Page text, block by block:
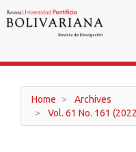
Navigation
Sidebar
Home
Archives
Vol. 61 No. 161